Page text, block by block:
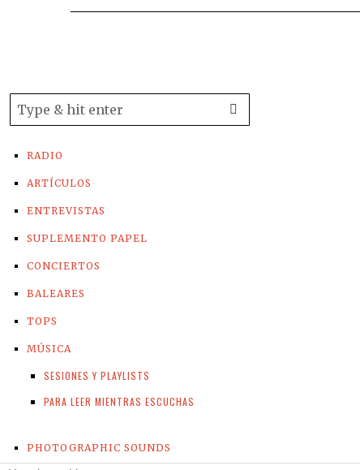
RADIO
ARTÍCULOS
ENTREVISTAS
SUPLEMENTO PAPEL
CONCIERTOS
BALEARES
TOPS
MÚSICA
SESIONES Y PLAYLISTS
PARA LEER MIENTRAS ESCUCHAS
PHOTOGRAPHIC SOUNDS